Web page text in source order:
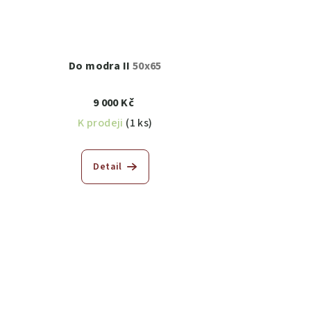
Do modra II 50x65
9 000 Kč
K prodeji (1 ks)
Detail